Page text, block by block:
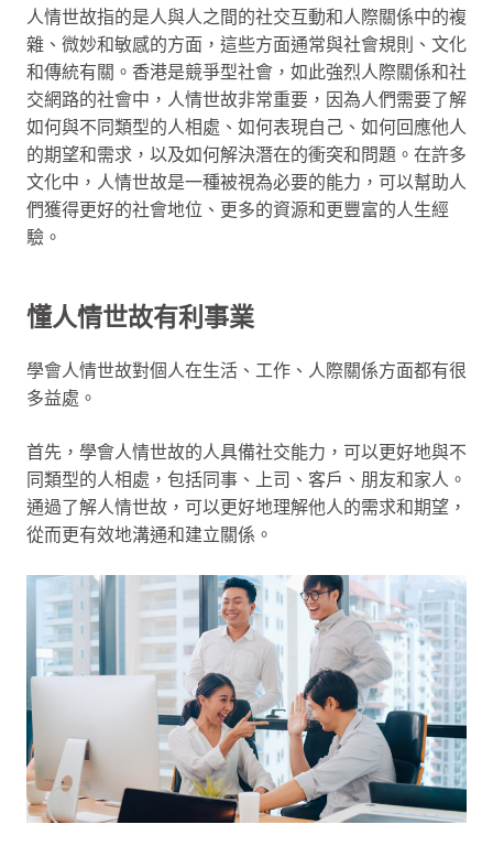
人情世故指的是人與人之間的社交互動和人際關係中的複
雜、微妙和敏感的方面，這些方面通常與社會規則、文化
和傳統有關。香港是競爭型社會，如此強烈人際關係和社
交網路的社會中，人情世故非常重要，因為人們需要了解
如何與不同類型的人相處、如何表現自己、如何回應他人
的期望和需求，以及如何解決潛在的衝突和問題。在許多
文化中，人情世故是一種被視為必要的能力，可以幫助人
們獲得更好的社會地位、更多的資源和更豐富的人生經
驗。
懂人情世故有利事業
學會人情世故對個人在生活、工作、人際關係方面都有很
多益處。
首先，學會人情世故的人具備社交能力，可以更好地與不
同類型的人相處，包括同事、上司、客戶、朋友和家人。
通過了解人情世故，可以更好地理解他人的需求和期望，
從而更有效地溝通和建立關係。